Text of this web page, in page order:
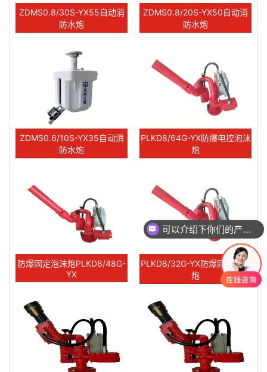
ZDMS0.8/30S-YX55自动消
防水炮
ZDMS0.8/20S-YX50自动消
防水炮
ZDMS0.6/10S-YX35自动消
防水炮
PLKD8/64G-YX防爆电控泡沫
炮
防爆固定泡沫炮PLKD8/48G-
YX
PLKD8/32G-YX防爆固定泡沫
炮